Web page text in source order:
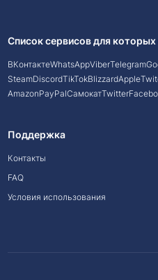
Список сервисов для
ВКонтактеWhatsAppViberTelegram
SteamDiscordTikTokBlizzardApple
AmazonPayPalСамокатTwitter
Поддержка
Контакты
FAQ
Условия использования